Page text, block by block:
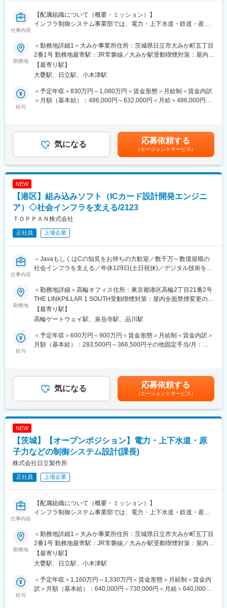
・顧客要件に基づくシステム構築、試験、導入支援
・プロジェクト計画策定、進捗管理、品質保証
ション開発 等
【働く環境】
・チームでの協働
制御システムの専門家やプロジェクトマネージャー、ソフトウェ
アエンジニアなど多様な職種と連携しながら、課題解決に取り組
む環境です。
フレックスタイム制度やワークライフバランスを重視した取り組
みを推進。長期的に安心して働ける環境を整えています。
変更の範囲：会社の定める業務
仕事内容
【配属組織について（概要・ミッション）】
インフラ制御システム事業部では、電力・上下水道・鉄道・産業
電気設備、パワーエレクトロニクスを基盤とした幅広いソリュー
ションを提供しています。
近年は、AIやIoT、クラウド技術を活用し、設備のスマート化や遠
隔監視、データ活用による運用最適化を推進。さらに、DXやGX
の観点から、設備の老朽化や人材不足といった社会課題に対応
し、持続可能な社会の実現に貢献しています。
最新技術と長年培ったノウハウを融合させ、安定稼働と環境負荷
低減を両立することが私たちの使命です。
社会インフラや産業分野を支える制御システムの開発・運用に関
する業務を、これまでのご経験・スキルに応じてご担当いただき
ます。
また、IoT・AI・クラウド技術を活用したスマート化や運用最適
化、データ利活用によるDX推進など、最新技術を取り入れたソリ
ューション開発にも携わることができます。
【職務詳細】
・顧客要件に基づくシステム構築、試験、導入支援
・プロジェクト計画策定、進捗管理、品質保証
ション開発 等
【働く環境】
・チームでの協働
制御システムの専門家やプロジェクトマネージャー、ソフトウェ
アエンジニアなど多様な職種と連携しながら、課題解決に取り組
む環境です。
フレックスタイム制度やワークライフバランスを重視した取り組
みを推進。長期的に安心して働ける環境を整えています。
変更の範囲：会社の定める業務
勤務地
＜勤務地詳細1＞大みか事業所住所：茨城県日立市大みか町五丁目
2番1号 勤務地最寄駅：JR常磐線／大みか駅受動喫煙対策：屋内全
面禁煙＜勤務地詳細2＞【日立事業所】山手工場住所：茨城県日立
市白銀町一丁目1番1号 受動喫煙対策：屋内全面禁煙変更の範囲：
【最寄り駅】
大甕駅、日立駅、小木津駅
給与
＜予定年収＞830万円～1,080万円＜賃金形態＞月給制＜賃金内訳
＞月額（基本給）：486,000円～632,000円＜月給＞486,000円～
額であり、選考を通じて上下する可能性があります。月給(月額)は
固定手当を含めた表記です。
気になる 応募依頼する
（エージェントサービス）
NEW
【港区】組み込みソフト（ICカード設計開発エンジニ
ア）◇社会インフラを支える/2123
ＴＯＰＰＡＮ株式会社
正社員 上場企業
仕事内容
～JavaもしくはCの知見をお持ちの方歓迎／数千万～数億規模の
社会インフラを支える／年休129日(土日祝休)／デジタル技術を駆
■職務概要
セキュアマイコン組み込みソフトの開発に従事し、開発プロジェ
クトの推進とチームの技術力向上を担います。自ら設計・実装・
テストを行いながら、チームメンバーの指導も担当します。
※これまでのご経験・スキルを鑑みながらアサイン業務を検討いた
します。
・エミュレータを活用した評価設計と検証
・既存リソースや資産の最適活用方法の検討・提案
・開発体制やドキュメント標準化の推進
やプロセスの変革にも主体的に関われる点が魅力です
■当社について
2026年4月より、TOPPANはグループ内の中核事業会社を統合
し、製品やサービスごとの事業を軸とした戦略単位であるビジネ
ます。また併せて、TOPPANならではの事業間の連携も強化して
いくことにより、お客さまの真の課題を共有し、その解決に直結
事業の成長エンジンに据え、創業以来培った印刷テクノロジーを
さらに進化させ、グローバル市場へ展開することにより、社会的
価値を創造するグローバルカンパニーとして、変化の激しい市場
環境において、期待を超える価値の創出に邁進してまいります。
変更の範囲：会社の定める業務
勤務地
＜勤務地詳細＞高輪オフィス住所：東京都港区高輪2丁目21番2号
THE LINKPILLAR 1 SOUTH受動喫煙対策：屋内全面禁煙変更の範
囲：会社の定める事業所（リモートワーク含む）
【最寄り駅】
高輪ゲートウェイ駅、泉岳寺駅、品川駅
給与
＜予定年収＞600万円～900万円＜賃金形態＞月給制＜賃金内訳＞
月額（基本給）：283,500円～366,500円その他固定手当/月：
キル等に基づき、当社規定により決定いたします。■みなし労働時
間 8時間/日 ■残業手当 有（午後10時以降の深夜労働及び臨時出
勤時）■標準的な勤務例：9～18時賃金はあくまでも目安の金額で
あり、選考を通じて上下する可能性があります。月給(月額)は固定
手当を含めた表記です。
気になる 応募依頼する
（エージェントサービス）
NEW
【茨城】【オープンポジション】電力・上下水道・原
子力などの制御システム設計(課長)
株式会社日立製作所
正社員 上場企業
仕事内容
【配属組織について（概要・ミッション）】
インフラ制御システム事業部では、電力・上下水道・鉄道・産業
電気設備、パワーエレクトロニクスを基盤とした幅広いソリュー
ションを提供しています。
近年は、AIやIoT、クラウド技術を活用し、設備のスマート化や遠
隔監視、データ活用による運用最適化を推進。さらに、DXやGX
の観点から、設備の老朽化や人材不足といった社会課題に対応
し、持続可能な社会の実現に貢献しています。
最新技術と長年培ったノウハウを融合させ、安定稼働と環境負荷
低減を両立することが私たちの使命です。
勤務地
＜勤務地詳細1＞大みか事業所住所：茨城県日立市大みか町五丁目
2番1号 勤務地最寄駅：JR常磐線／大みか駅受動喫煙対策：屋内全
面禁煙＜勤務地詳細2＞【日立事業所】山手工場住所：茨城県日立
市白銀町一丁目1番1号 受動喫煙対策：屋内全面禁煙変更の範囲：
【最寄り駅】
大甕駅、日立駅、小木津駅
給与
＜予定年収＞1,160万円～1,330万円＜賃金形態＞月給制＜賃金内
訳＞月額（基本給）：640,000円～730,000円＜月給＞640,000円